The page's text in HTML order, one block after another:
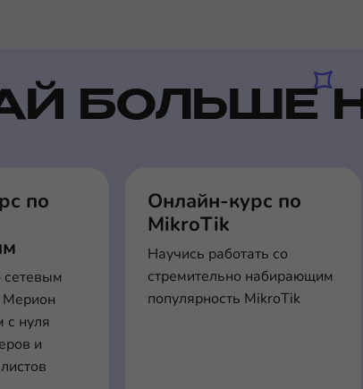
БОЛЬШЕ
по
сетевым
Мерион
с нуля
и
Онлайн-курс по
MikroTik
Научись работать со
стремительно набирающим
популярность MikroTik